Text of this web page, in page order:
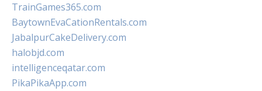
TrainGames365.com
BaytownEvaCationRentals.com
JabalpurCakeDelivery.com
halobjd.com
intelligenceqatar.com
PikaPikaApp.com